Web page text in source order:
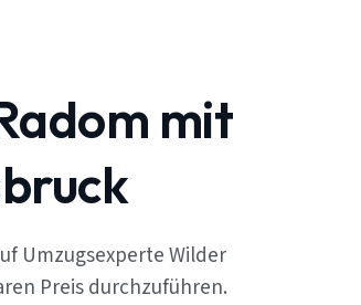
mit
Umzugsexperte Wilder
Preis durchzuführen.